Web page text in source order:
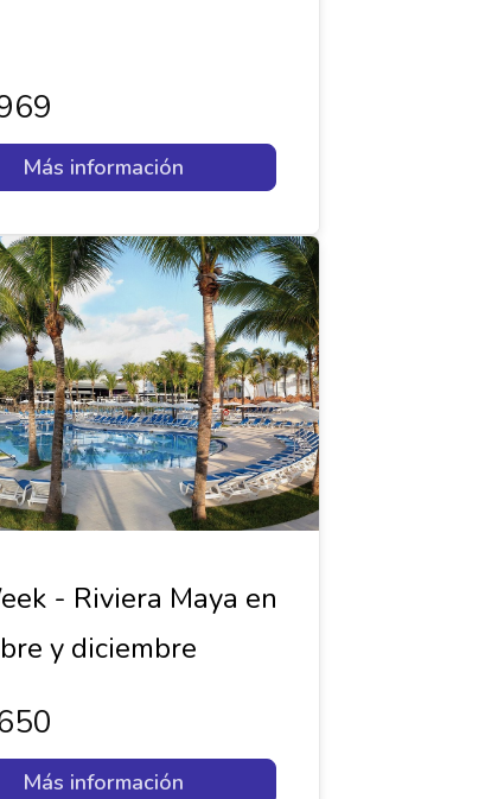
Más información
- Riviera Maya en
y diciembre
Más información